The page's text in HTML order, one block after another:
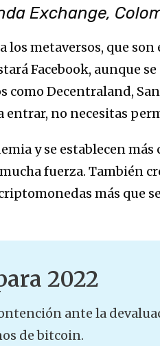
Exchange,
los metaversos, que
Facebook, aunque
como Decentraland,
entrar, no necesitas
y se establecen
fuerza. También
más que
2022
ante la
de bitcoin.